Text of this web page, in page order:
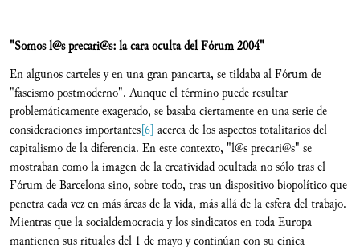
"Somos l@s precari@s: la cara oculta del Fórum 2004"
En algunos carteles y en una gran pancarta, se tildaba al Fórum de
"fascismo postmoderno". Aunque el término puede resultar
problemáticamente exagerado, se basaba ciertamente en una serie de
consideraciones importantes[6] acerca de los aspectos totalitarios del
capitalismo de la diferencia. En este contexto, "l@s precari@s" se
mostraban como la imagen de la creatividad ocultada no sólo tras el
Fórum de Barcelona sino, sobre todo, tras un dispositivo biopolítico que
penetra cada vez en más áreas de la vida, más allá de la esfera del trabajo.
Mientras que la socialdemocracia y los sindicatos en toda Europa
mantienen sus rituales del 1 de mayo y continúan con su cínica